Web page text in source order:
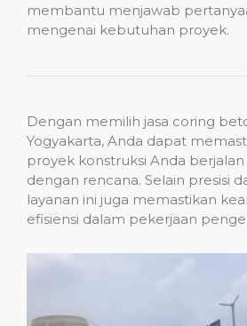
membantu menjawab
mengenai kebutuhan proyek.
Dengan memilih jasa coring
Yogyakarta, Anda dapat
proyek konstruksi Anda berjalan
dengan rencana. Selain presisi
layanan ini juga memastikan
efisiensi dalam pekerjaan